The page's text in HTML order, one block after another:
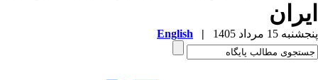
15 مرداد 1405 |
English